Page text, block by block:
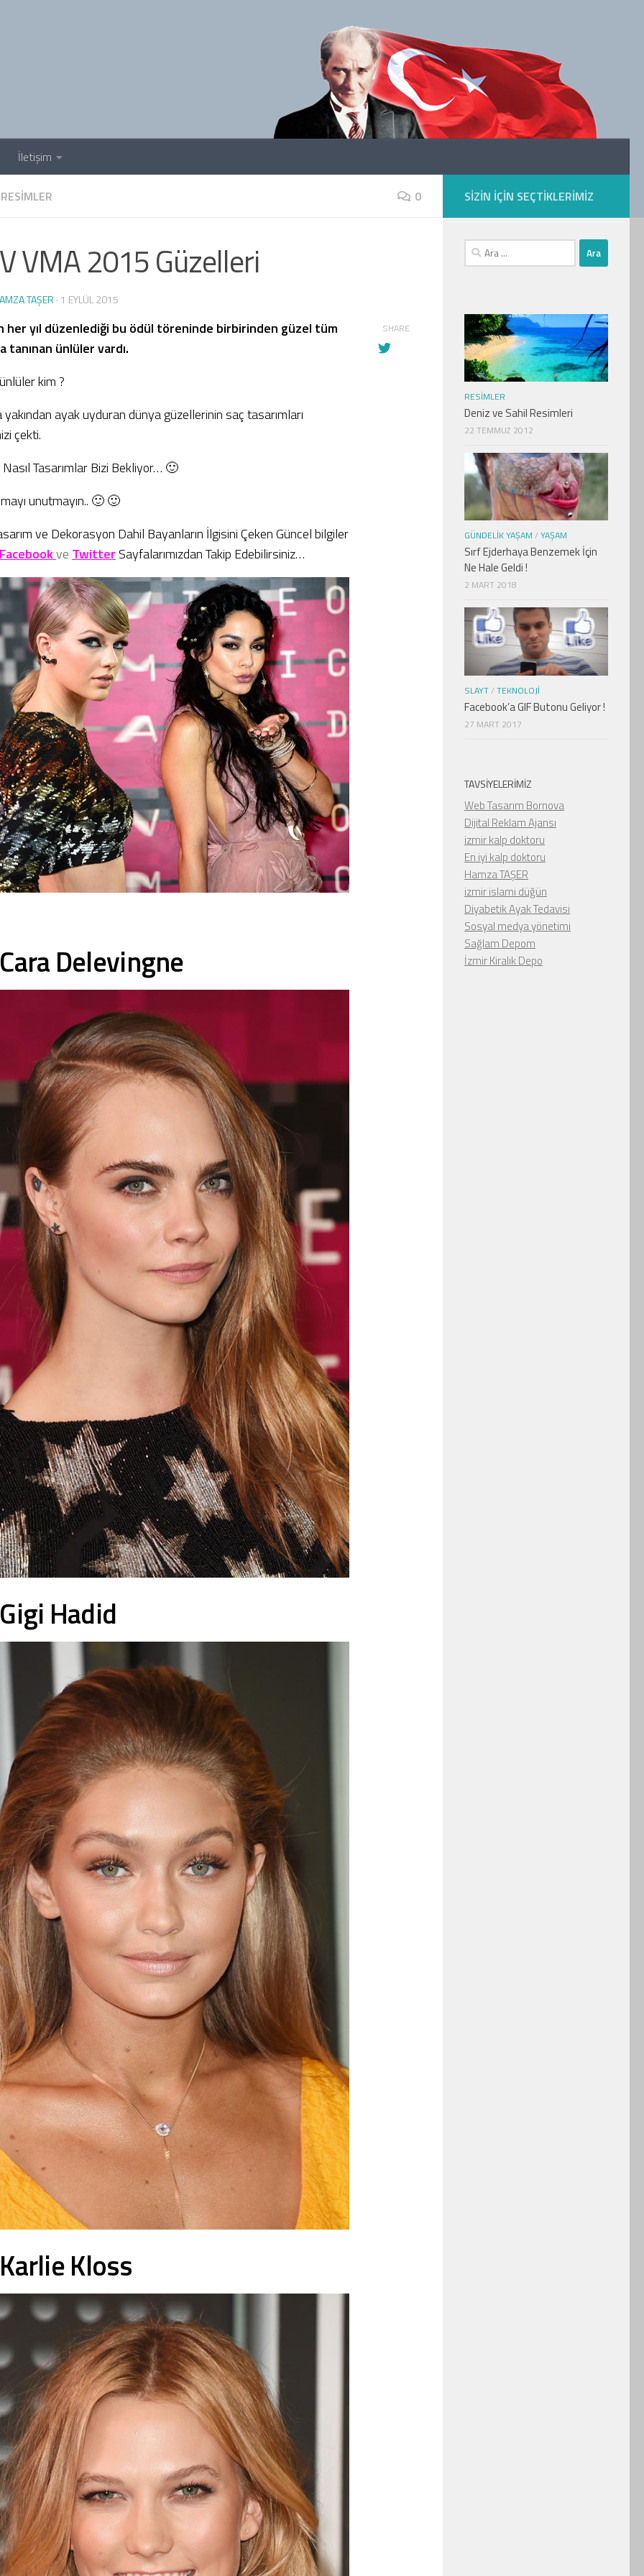
İletişim
RESIMLER 0
VMA 2015 Güzelleri
TAŞER · 1 EYLÜL 2015
her yıl düzenlediği bu ödül töreninde birbirinden güzel tüm
tanınan ünlüler vardı.
kim ?
ayak uyduran dünya güzellerinin saç tasarımları
çekti.
Nasıl Tasarımlar Bizi Bekliyor… 🙂
unutmayın.. 🙂 🙂
ve Dekorasyon Dahil Bayanların İlgisini Çeken Güncel bilgiler
Facebookve TwitterSayfalarımızdan Takip Edebilirsiniz…
Delevingne
Hadid
Kloss
SHARE
SIZIN IÇIN SEÇTIKLERIMIZ
Arama:
RESIMLER
Deniz ve Sahil Resimleri
22 TEMMUZ 2012
GÜNDELIK YAŞAM /YAŞAM
Sırf Ejderhaya Benzemek İçin
Ne Hale Geldi !
2 MART 2018
SLAYT/TEKNOLOJI
Facebook’a GIF Butonu Geliyor !
27 MART 2017
TAVSIYELERIMIZ
Web Tasarım Bornova
Dijital Reklam Ajansı
izmir kalp doktoru
En iyi kalp doktoru
Hamza TAŞER
izmir islami düğün
Diyabetik Ayak Tedavisi
Sosyal medya yönetimi
Sağlam Depom
İzmir Kiralık Depo